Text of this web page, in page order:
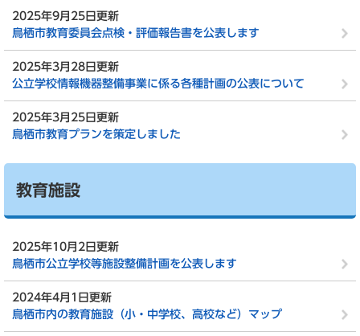
2025年9月25日更新
鳥栖市教育委員会点検・評価報告書を公表します
2025年3月28日更新
公立学校情報機器整備事業に係る各種計画の公表について
2025年3月25日更新
鳥栖市教育プランを策定しました
教育施設
2025年10月2日更新
鳥栖市公立学校等施設整備計画を公表します
2024年4月1日更新
鳥栖市内の教育施設（小・中学校、高校など）マップ